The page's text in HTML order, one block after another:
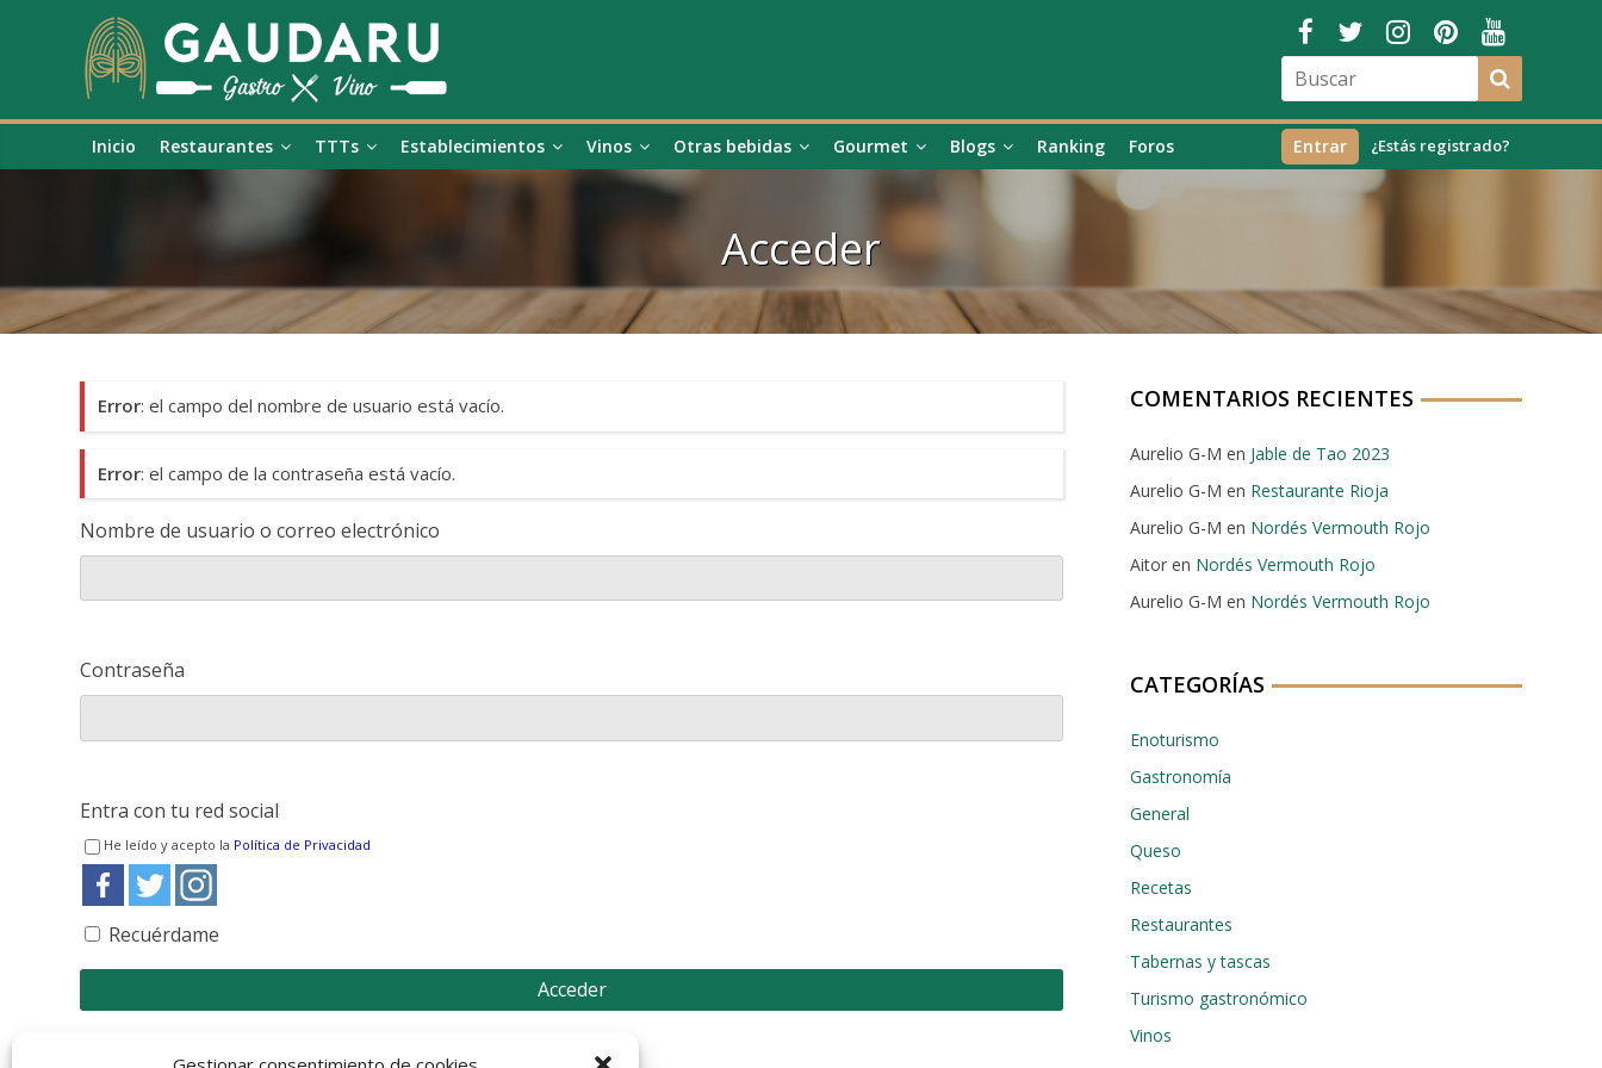
Inicio Restaurantes TTTs Establecimientos Vinos Otras bebidas Gourmet Blogs Ranking Foros ¿Estás registrado?
Entrar
Acceder
Error: el campo del nombre de usuario está vacío.
Error: el campo de la contraseña está vacío.
Nombre de usuario o correo electrónico
Contraseña
Entra con tu red social
He leído y acepto la Política de Privacidad
Recuérdame
¿Has olvidado tu contraseña?
COMENTARIOS RECIENTES
Aurelio G-M en Jable de Tao 2023
Aurelio G-M en Restaurante Rioja
Aurelio G-M en Nordés Vermouth Rojo
Aitoren Nordés Vermouth Rojo
Aurelio G-M en Nordés Vermouth Rojo
CATEGORÍAS
Enoturismo
Gastronomía
General
Queso
Recetas
Restaurantes
Tabernas y tascas
Turismo gastronómico
Vinos